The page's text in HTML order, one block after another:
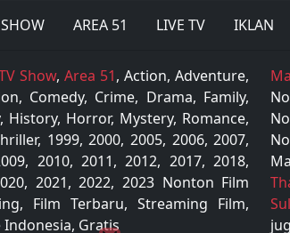
AREA 51 LIVE TV IKLAN
Show, Area 51, Action, Adventure,
Comedy, Crime, Drama, Family,
History, Horror, Mystery, Romance,
1999, 2000, 2005, 2006, 2007,
2010, 2011, 2012, 2017, 2018,
2021, 2022, 2023 Nonton Film
Film Terbaru, Streaming Film,
Gratis